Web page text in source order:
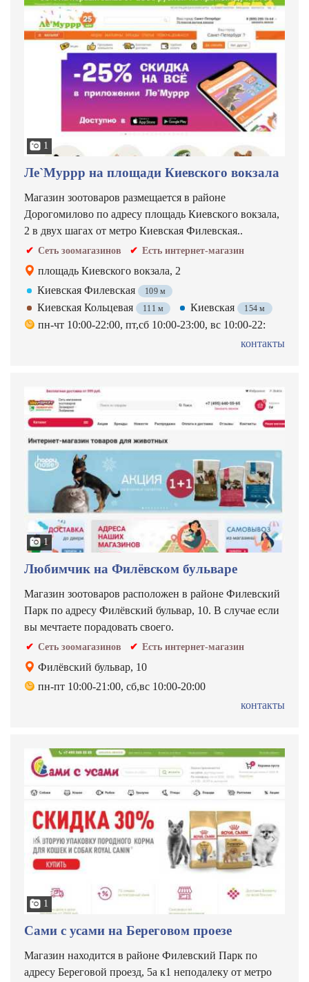
1
Ле`Муррр на площади Киевского вокзала
Магазин зоотоваров размещается в районе
Дорогомилово по адресу площадь Киевского вокзала,
2 в двух шагах от метро Киевская Филевская..
Сеть зоомагазинов Есть интернет-магазин
площадь Киевского вокзала, 2
Киевская Филевская
109 м
Киевская Кольцевая 111 м Киевская 154 м
пн-чт 10:00-22:00, пт,сб 10:00-23:00, вс 10:00-22:
контакты
1
Любимчик на Филёвском бульваре
Магазин зоотоваров расположен в районе Филевский
Парк по адресу Филёвский бульвар, 10. В случае если
вы мечтаете порадовать своего.
Сеть зоомагазинов Есть интернет-магазин
Филёвский бульвар, 10
пн-пт 10:00-21:00, сб,вс 10:00-20:00
контакты
1
Сами с усами на Береговом проезе
Магазин находится в районе Филевский Парк по
адресу Береговой проезд, 5а к1 неподалеку от метро